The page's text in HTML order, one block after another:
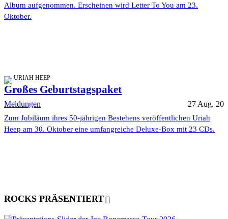
Album aufgenommen. Erscheinen wird Letter To You am 23.
Oktober.
URIAH HEEP
Großes Geburtstagspaket
Meldungen 27 Aug. 20
Zum Jubiläum ihres 50-jährigen Bestehens veröffentlichen Uriah
Heep am 30. Oktober eine umfangreiche Deluxe-Box mit 23 CDs.
ROCKS PRÄSENTIERT